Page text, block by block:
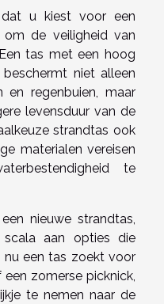
u kiest voor een
de veiligheid van
tas met een hoog
beschermt niet alleen
en regenbuien, maar
levensduur van de
strandtas ook
materialen vereisen
te
nieuwe strandtas,
scala aan opties die
nu een tas zoekt voor
zomerse picknick,
te nemen naar de